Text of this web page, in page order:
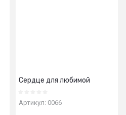
Сердце для любимой
Артикул: 0066